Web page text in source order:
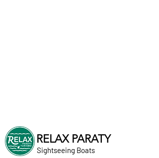
RELAX PARATY
Sightseeing Boats